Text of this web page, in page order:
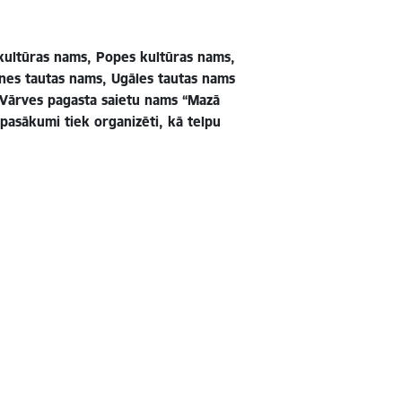
nams, Popes kultūras nams,
tautas nams, Ugāles tautas nams
pagasta saietu nams “Mazā
pasākumi tiek organizēti, kā telpu